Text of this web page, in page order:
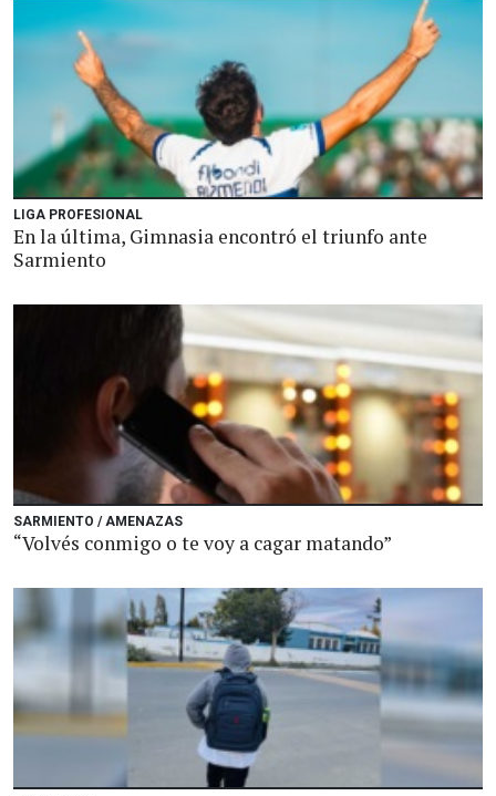
LIGA PROFESIONAL
En la última, Gimnasia encontró el triunfo ante
Sarmiento
SARMIENTO / AMENAZAS
“Volvés conmigo o te voy a cagar matando”